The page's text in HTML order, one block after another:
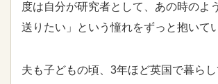
度は自分が研究者として、あの時のよ
送りたい」という憧れをずっと抱いて
夫も子どもの頃、3年ほど英国で暮ら